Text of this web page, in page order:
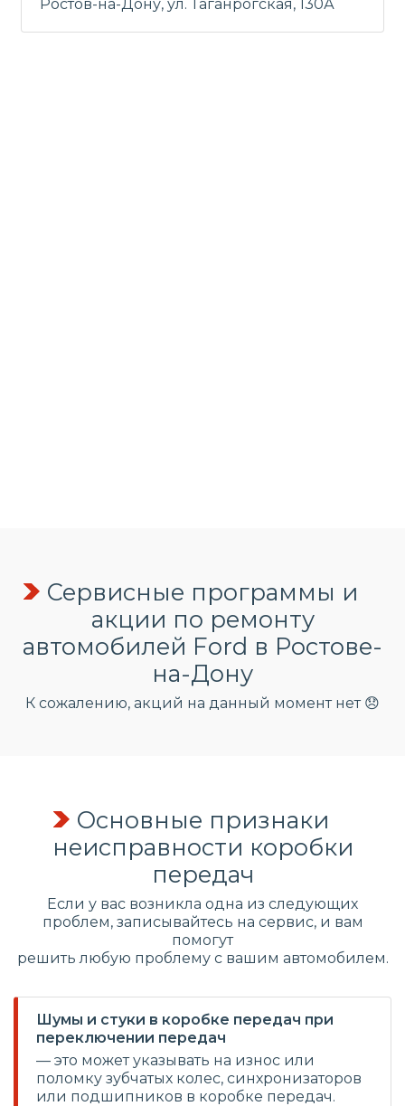
Ростов-на-Дону, ул. Таганрогская, 130А
Сервисные программы и
акции по ремонту
автомобилей Ford в Ростове-
на-Дону
К сожалению, акций на данный момент нет 😞
Основные признаки
неисправности коробки
передач
Если у вас возникла одна из следующих
проблем, записывайтесь на сервис, и вам
помогут
решить любую проблему с вашим автомобилем.
Шумы и стуки в коробке передач при
переключении передач
— это может указывать на износ или
поломку зубчатых колес, синхронизаторов
или подшипников в коробке передач.